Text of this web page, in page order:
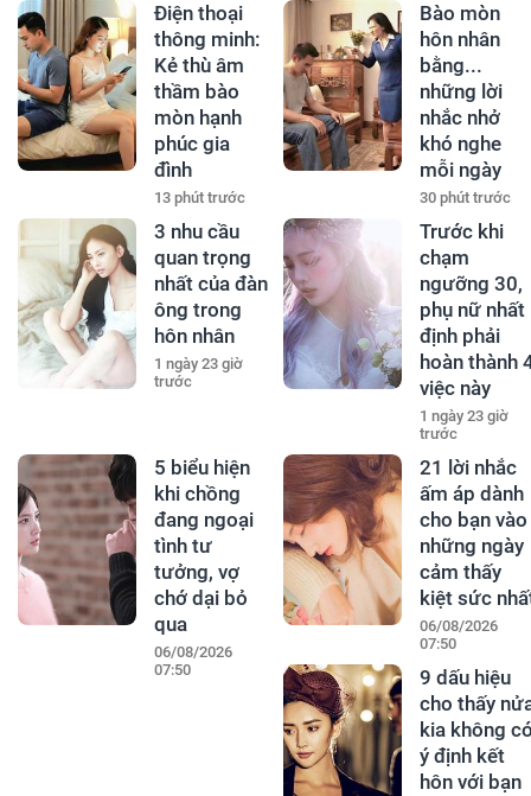
Điện thoại
thông minh:
Kẻ thù âm
thầm bào
mòn hạnh
phúc gia
đình
13 phút trước
Bào mòn
hôn nhân
bằng...
những lời
nhắc nhở
khó nghe
mỗi ngày
30 phút trước
3 nhu cầu
quan trọng
nhất của đàn
ông trong
hôn nhân
1 ngày 23 giờ
trước
Trước khi
chạm
ngưỡng 30,
phụ nữ nhất
định phải
hoàn thành
việc này
1 ngày 23 giờ
trước
5 biểu hiện
khi chồng
đang ngoại
tình tư
tưởng, vợ
chớ dại bỏ
qua
06/08/2026
07:50
21 lời nhắc
ấm áp dành
cho bạn vào
những ngày
cảm thấy
kiệt sức
06/08/2026
07:50
9 dấu hiệu
cho thấy
kia không
ý định kết
hôn với bạn